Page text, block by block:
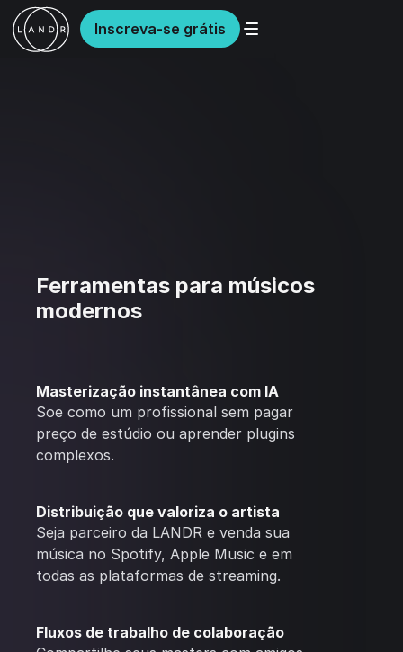
Inscreva-se grátis
Ferramentas para músicos
modernos
Masterização instantânea com IA
Soe como um profissional sem pagar
preço de estúdio ou aprender plugins
complexos.
Distribuição que valoriza o artista
Seja parceiro da LANDR e venda sua
música no Spotify, Apple Music e em
todas as plataformas de streaming.
Fluxos de trabalho de colaboração